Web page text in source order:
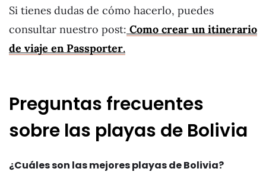
Si tienes dudas de cómo hacerlo, puedes
consultar nuestro post: Como crear un itinerario
de viaje en Passporter.
Preguntas frecuentes
sobre las playas de Bolivia
¿Cuáles son las mejores playas de Bolivia?